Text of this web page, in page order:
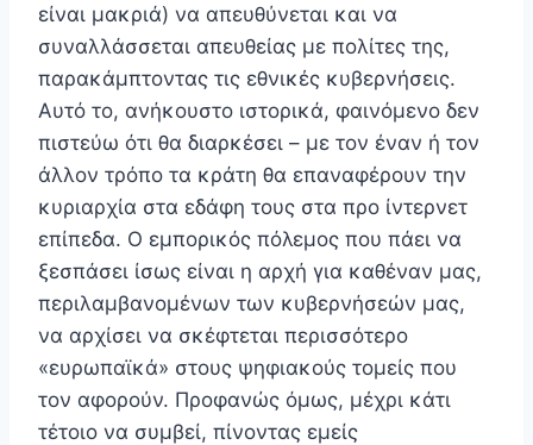
είναι μακριά) να απευθύνεται και να
συναλλάσσεται απευθείας με πολίτες της,
παρακάμπτοντας τις εθνικές κυβερνήσεις.
Αυτό το, ανήκουστο ιστορικά, φαινόμενο δεν
πιστεύω ότι θα διαρκέσει – με τον έναν ή τον
άλλον τρόπο τα κράτη θα επαναφέρουν την
κυριαρχία στα εδάφη τους στα προ ίντερνετ
επίπεδα. Ο εμπορικός πόλεμος που πάει να
ξεσπάσει ίσως είναι η αρχή για καθέναν μας,
περιλαμβανομένων των κυβερνήσεών μας,
να αρχίσει να σκέφτεται περισσότερο
«ευρωπαϊκά» στους ψηφιακούς τομείς που
τον αφορούν. Προφανώς όμως, μέχρι κάτι
τέτοιο να συμβεί, πίνοντας εμείς